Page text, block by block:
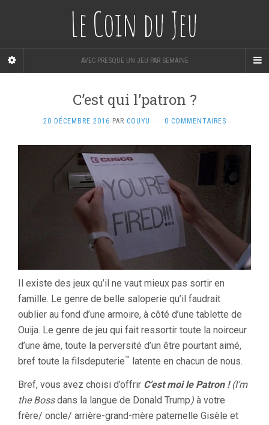
Le Coin du Jeu
AVEC PRESQUE UN JEU PAR SEMAINE
C’est qui l’patron ?
20 DÉCEMBRE 2016 PAR COUYU · 0 COMMENTAIRES
Il existe des jeux qu’il ne vaut mieux pas sortir en
famille. Le genre de belle saloperie qu’il faudrait
oublier au fond d’une armoire, à côté d’une tablette de
Ouija. Le genre de jeu qui fait ressortir toute la noirceur
d’une âme, toute la perversité d’un être pourtant aimé,
bref toute la filsdeputerie™ latente en chacun de nous.
Bref, vous avez choisi d’offrir C’est moi le Patron !(I’m
the Bossdans la langue de Donald Trump) à votre
frère/ oncle/ arrière-grand-mère paternelle Gisèle et